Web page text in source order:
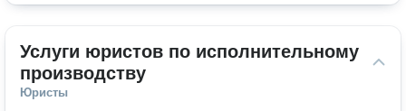
Услуги юристов по исполнительному
производству
Юристы